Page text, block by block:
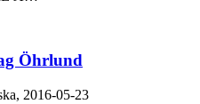
Öhrlund
2016-05-23